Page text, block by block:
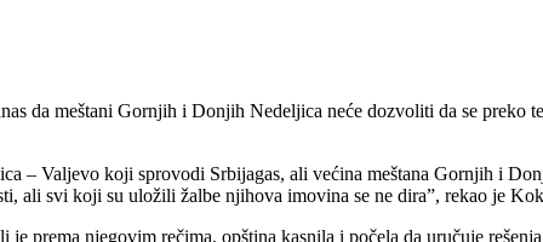
da meštani Gornjih i Donjih Nedeljica neće dozvoliti da se preko
– Valjevo koji sprovodi Srbijagas, ali većina meštana Gornjih i
ali svi koji su uložili žalbe njihova imovina se ne dira”, rekao je
prema njegovim rečima, opština kasnila i počela da uručuje